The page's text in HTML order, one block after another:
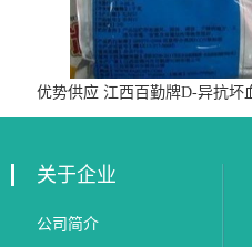
优势供应 江西百勤牌D-异抗坏
级抗氧化剂
关于企业
公司简介